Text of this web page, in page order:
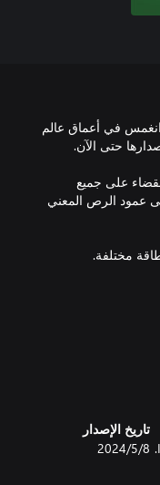
في أعماق عالم
على جميع
عمود الرص المعني
تاريخ الإصدار
8‏/5‏/2024